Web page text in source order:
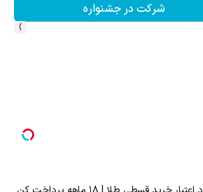
شرکت در جشنواره
›